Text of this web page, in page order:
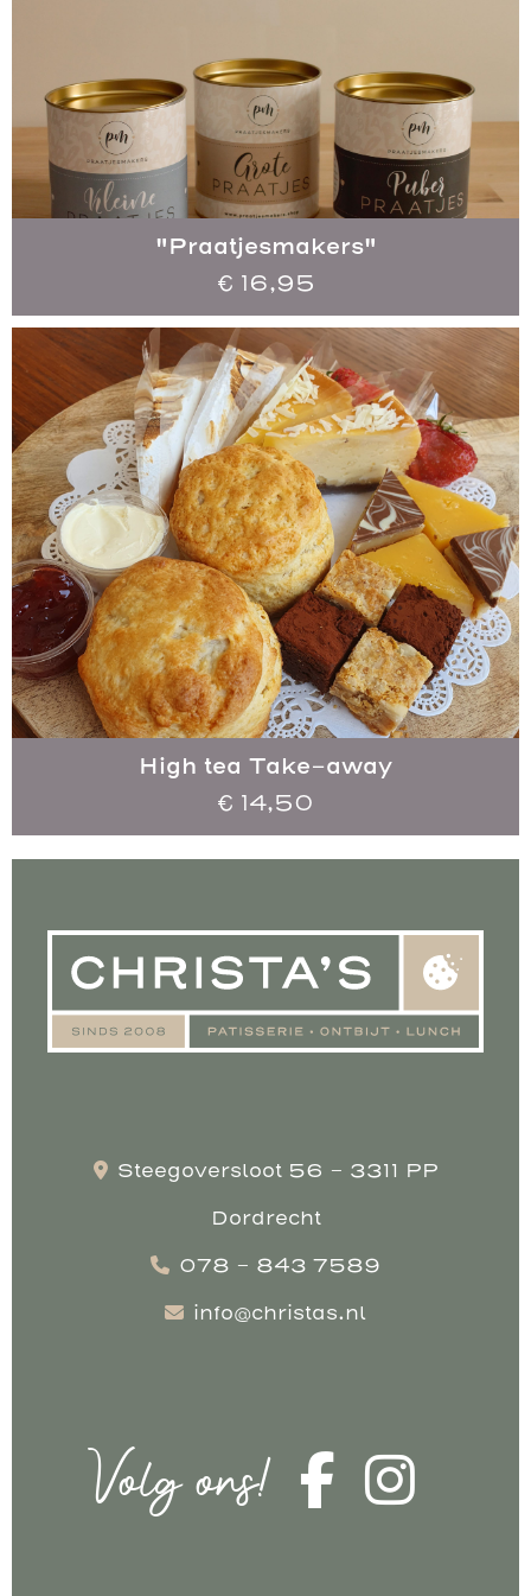
"Praatjesmakers"
€ 16,95
High tea Take-away
€ 14,50
Steegoversloot 56 - 3311 PP
Dordrecht
078 - 843 7589
info@christas.nl
Volg ons!